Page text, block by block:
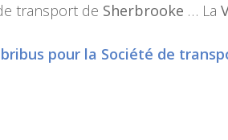
transport de Sherbrooke … La
pour la Société de